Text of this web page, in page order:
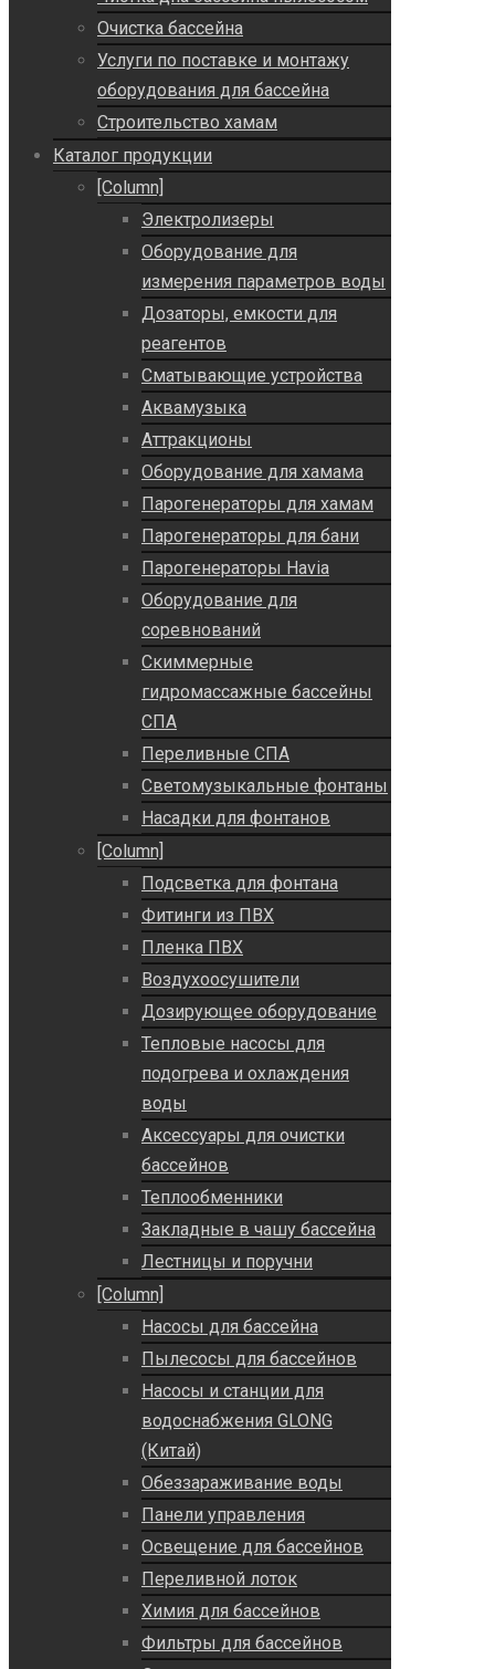
Очистка бассейна
Услуги по поставке и монтажу
оборудования для бассейна
Строительство хамам
Каталог продукции
[Column]
Электролизеры
Оборудование для
измерения параметров воды
Дозаторы, емкости для
реагентов
Сматывающие устройства
Аквамузыка
Аттракционы
Оборудование для хамама
Парогенераторы для хамам
Парогенераторы для бани
Парогенераторы Havia
Оборудование для
соревнований
Скиммерные
гидромассажные бассейны
СПА
Переливные СПА
Светомузыкальные фонтаны
Насадки для фонтанов
[Column]
Подсветка для фонтана
Фитинги из ПВХ
Пленка ПВХ
Воздухоосушители
Дозирующее оборудование
Тепловые насосы для
подогрева и охлаждения
воды
Аксессуары для очистки
бассейнов
Теплообменники
Закладные в чашу бассейна
Лестницы и поручни
[Column]
Насосы для бассейна
Пылесосы для бассейнов
Насосы и станции для
водоснабжения GLONG
(Китай)
Обеззараживание воды
Панели управления
Освещение для бассейнов
Переливной лоток
Химия для бассейнов
Фильтры для бассейнов